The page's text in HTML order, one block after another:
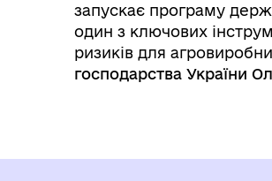
запускає програму
один з ключових
ризиків для
господарства України